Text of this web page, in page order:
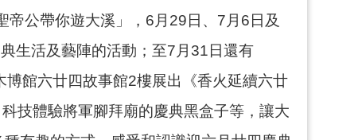
公帶你遊大溪」，6月29日、7月6日及
生活及藝陣的活動；至7月31日還有
館六廿四故事館2樓展出《香火延續六廿
技體驗將軍腳拜廟的慶典黑盒子等，讓大